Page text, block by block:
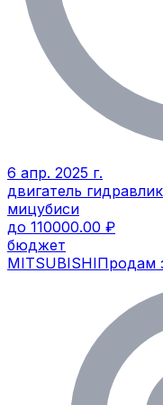
6 апр. 2025 г.
двигатель
мицубиси
до 110000.00 ₽
бюджет
MITSUBISHIПродам